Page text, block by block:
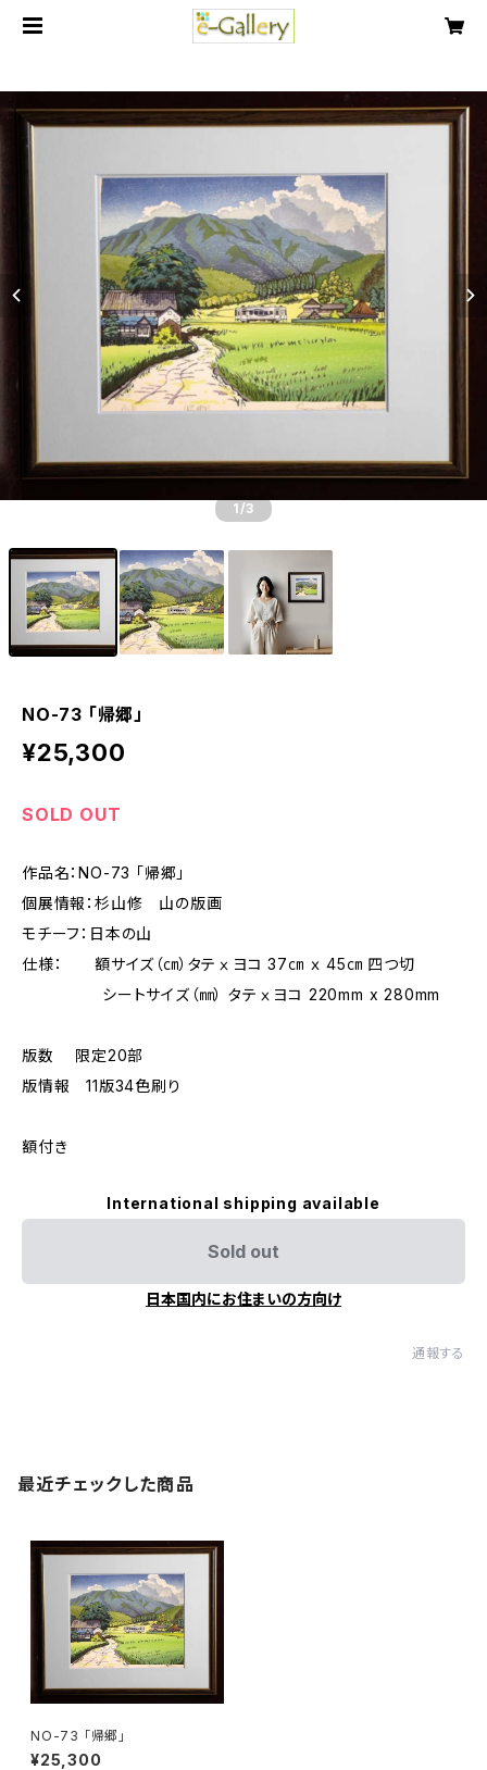
1 /3
NO-73 「帰郷」
¥25,300
SOLD OUT
作品名：NO-73 「帰郷」
個展情報：杉山修 山の版画
モチーフ：日本の山
仕様： 額サイズ（㎝）タテⅹヨコ 37㎝ ｘ 45㎝ 四つ切
シートサイズ（㎜） タテⅹヨコ 220mm x 280mm
版数 限定20部
版情報 11版34色刷り
額付き
International shipping available
Sold out
日本国内にお住まいの方向け
通報する
最近チェックした商品
NO-73 「帰郷」
¥25,300